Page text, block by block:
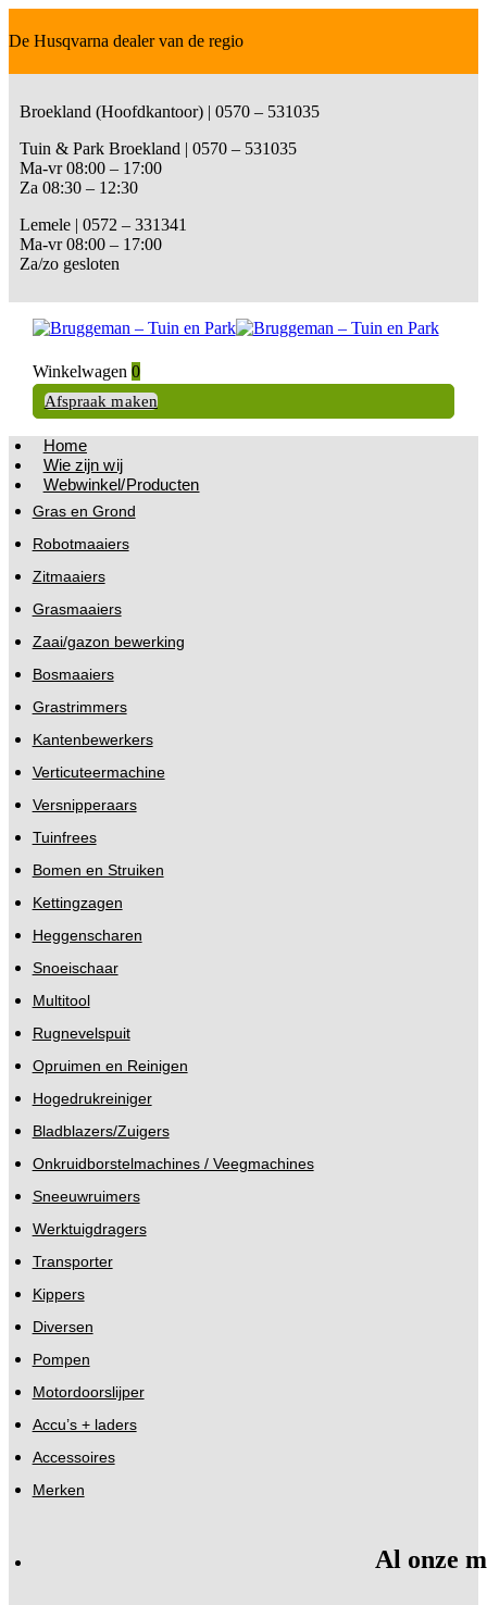
De Husqvarna dealer van de regio
Broekland (Hoofdkantoor) | 0570 – 531035
Tuin & Park Broekland | 0570 – 531035
Ma-vr 08:00 – 17:00
Za 08:30 – 12:30
Lemele | 0572 – 331341
Ma-vr 08:00 – 17:00
Za/zo gesloten
Winkelwagen 0
Afspraak maken
Home
Wie zijn wij
Webwinkel/Producten
Gras en Grond
Robotmaaiers
Zitmaaiers
Grasmaaiers
Zaai/gazon bewerking
Bosmaaiers
Grastrimmers
Kantenbewerkers
Verticuteermachine
Versnipperaars
Tuinfrees
Bomen en Struiken
Kettingzagen
Heggenscharen
Snoeischaar
Multitool
Rugnevelspuit
Opruimen en Reinigen
Hogedrukreiniger
Bladblazers/Zuigers
Onkruidborstelmachines / Veegmachines
Sneeuwruimers
Werktuigdragers
Transporter
Kippers
Diversen
Pompen
Motordoorslijper
Accu’s + laders
Accessoires
Merken
Al onze